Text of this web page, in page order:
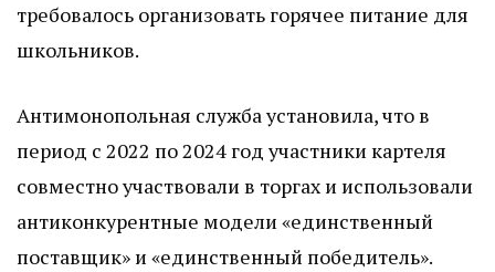
требовалось организовать горячее питание для
школьников.
Антимонопольная служба установила, что в
период с 2022 по 2024 год участники картеля
совместно участвовали в торгах и использовали
антиконкурентные модели «единственный
поставщик» и «единственный победитель».